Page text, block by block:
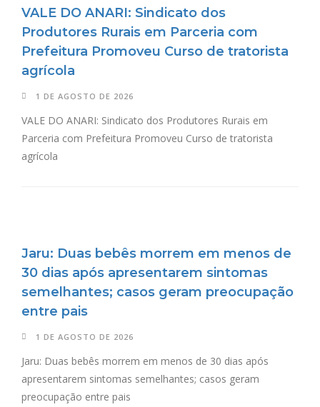
VALE DO ANARI: Sindicato dos
Produtores Rurais em Parceria com
Prefeitura Promoveu Curso de tratorista
agrícola
1 DE AGOSTO DE 2026
VALE DO ANARI: Sindicato dos Produtores Rurais em
Parceria com Prefeitura Promoveu Curso de tratorista
agrícola
Jaru: Duas bebês morrem em menos de
30 dias após apresentarem sintomas
semelhantes; casos geram preocupação
entre pais
1 DE AGOSTO DE 2026
Jaru: Duas bebês morrem em menos de 30 dias após
apresentarem sintomas semelhantes; casos geram
preocupação entre pais